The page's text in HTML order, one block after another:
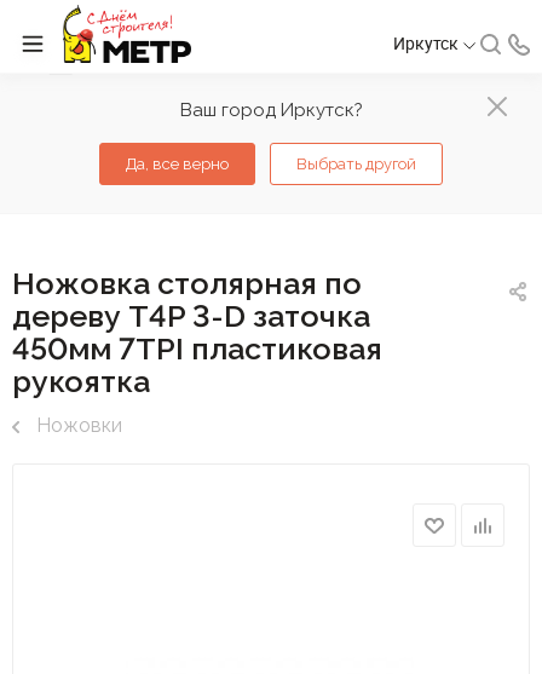
Ваш город Иркутск?
Да, все верно Выбрать другой
Иркутск
Ножовка столярная по
дереву T4P 3-D заточка
450мм 7TPI пластиковая
рукоятка
Ножовки